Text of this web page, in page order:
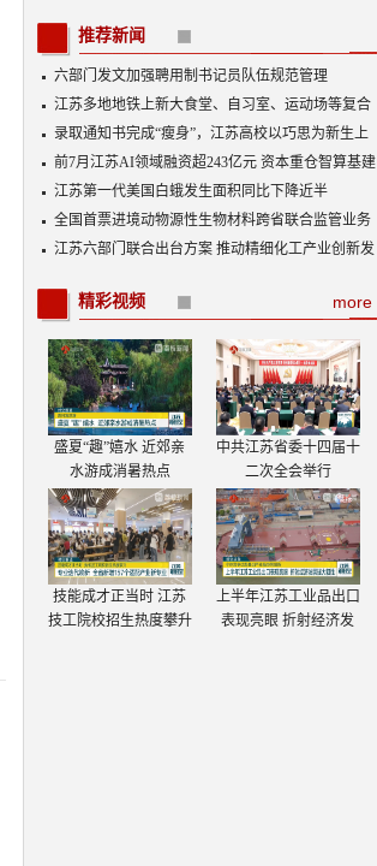
推荐新闻
六部门发文加强聘用制书记员队伍规范管理
江苏多地地铁上新大食堂、自习室、运动场等复合
功能——从“客流通道”到“生活场景”
录取通知书完成“瘦身”，江苏高校以巧思为新生上
好入学第一课
前7月江苏AI领域融资超243亿元 资本重仓智算基建
AI产业底盘夯实
江苏第一代美国白蛾发生面积同比下降近半
全国首票进境动物源性生物材料跨省联合监管业务
落地
江苏六部门联合出台方案 推动精细化工产业创新发
more
精彩视频
盛夏“趣”嬉水 近郊亲
水游成消暑热点
中共江苏省委十四届十
二次全会举行
技能成才正当时 江苏
技工院校招生热度攀升
上半年江苏工业品出口
表现亮眼 折射经济发